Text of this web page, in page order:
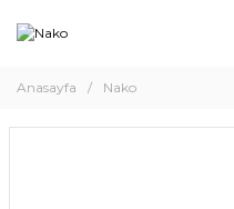
Anasayfa Nako